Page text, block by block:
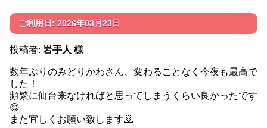
ご利用日: 2026年03月23日
投稿者: 岩手人 様
数年ぶりのみどりかわさん、変わることなく今夜も最高で
した！
頻繁に仙台来なければと思ってしまうくらい良かったです
😊
また宜しくお願い致します🙇